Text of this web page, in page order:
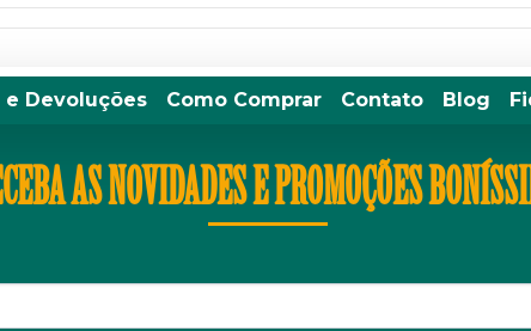
e Devoluções Como Comprar Contato Blog
AS NOVIDADES E PROMOÇÕES